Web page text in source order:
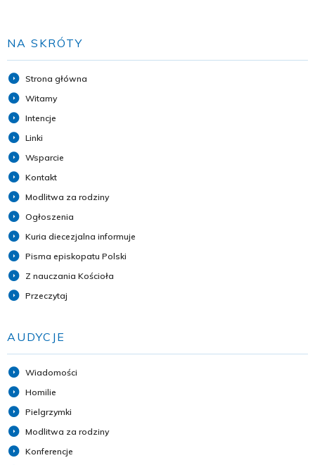
NA SKRÓTY
Strona główna
Witamy
Intencje
Linki
Wsparcie
Kontakt
Modlitwa za rodziny
Ogłoszenia
Kuria diecezjalna informuje
Pisma episkopatu Polski
Z nauczania Kościoła
Przeczytaj
AUDYCJE
Wiadomości
Homilie
Pielgrzymki
Modlitwa za rodziny
Konferencje